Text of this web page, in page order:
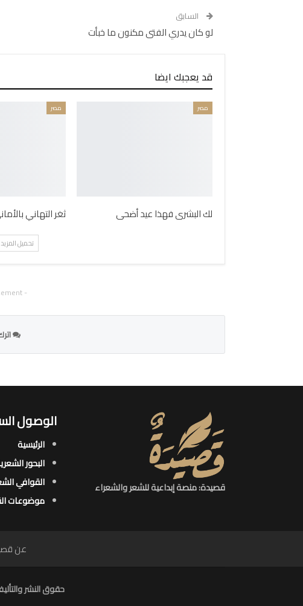
السابق
لو كان يدري الفتى مكنون ما خبأت
قد يعجبك ايضا
مصر
لك البشرى فهذا عيد أضحى
مصر
ثغر التهاني
تحميل
-
قصيدة: منصة إبداعية للشعر والشعراء
الوصول
الرئيسية
البحور
القوافي
موضوعات
عن
حقوق النشر